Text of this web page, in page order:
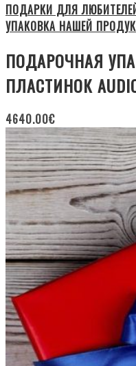
ПОДАРКИ ДЛЯ
УПАКОВКА НАШЕЙ
ПОДАРОЧНАЯ
ПЛАСТИНОК
4640.00€